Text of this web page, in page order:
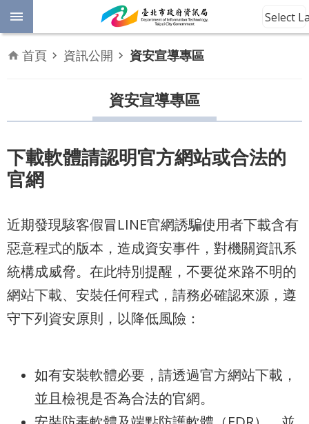
跳到主要內容區塊
進
料
數
位
平
權
公
告
資
訊
業
務
Select
首頁 資訊公開 資安宣導專區
資安宣導專區
下載軟體請認明官方網站或合法的
官網
近期發現駭客假冒LINE官網誘騙使用者下載含有
惡意程式的版本，造成資安事件，對機關資訊系
統構成威脅。在此特別提醒，不要從來路不明的
網站下載、安裝任何程式，請務必確認來源，遵
守下列資安原則，以降低風險：
如有安裝軟體必要，請透過官方網站下載，
並且檢視是否為合法的官網。